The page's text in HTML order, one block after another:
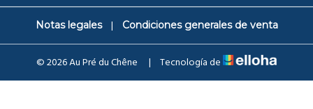
Notas legales | Condiciones generales de venta
© 2026 Au Pré du Chêne | Tecnología de